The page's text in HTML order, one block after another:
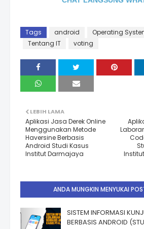
Tags android Operating
Tentang IT
voting
LEBIH LAMA
Aplikasi Jasa Derek Online
Menggunakan Metode
Haversine Berbasis
Android Studi Kasus
Institut Darmajaya
ANDA MUNGKIN MENYUKAI
SISTEM INFORMASI
BERBASIS ANDROID